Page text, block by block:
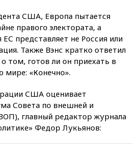
США, Европа пытается
правого электората, а
представляет не Россия или
Также Вэнс кратко ответил
том, готов ли он приехать в
мире: «Конечно».
США оценивает
Совета по внешней и
главный редактор журнала
Федор Лукьянов: